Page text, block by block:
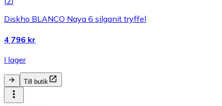
Diskho BLANCO Naya 6 silganit tryffel
4 796 kr
I lager
Till butik